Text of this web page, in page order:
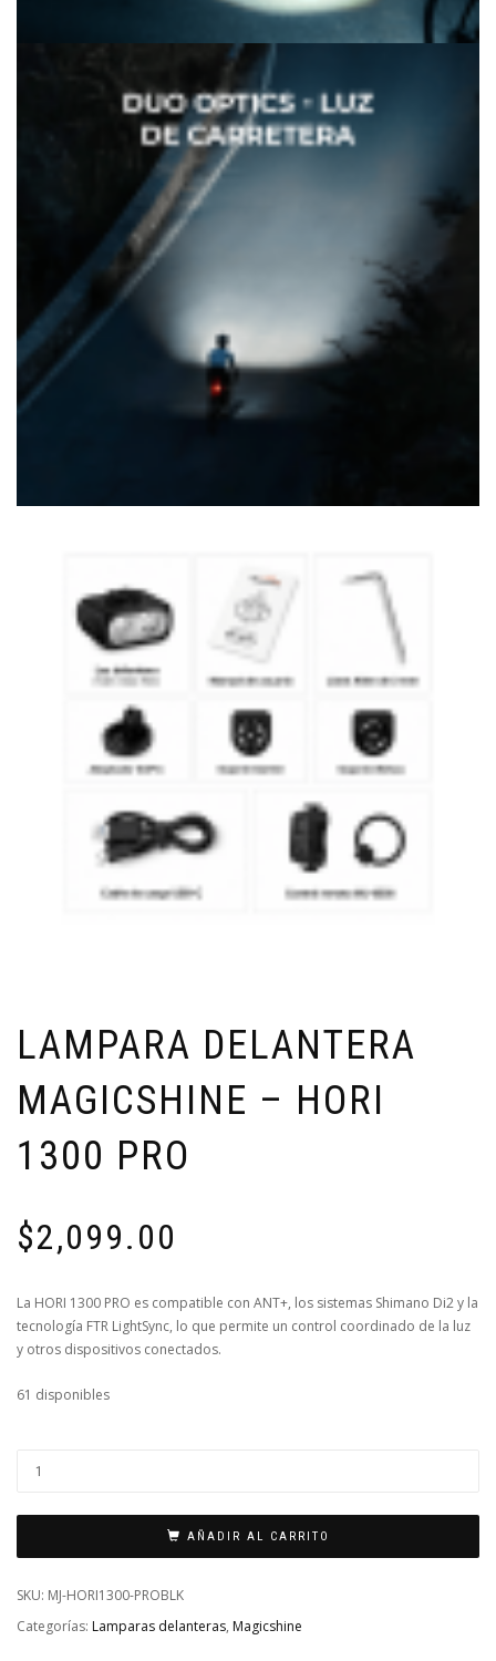
LAMPARA DELANTERA
MAGICSHINE – HORI
1300 PRO
$2,099.00
La HORI 1300 PRO es compatible con ANT+, los sistemas Shimano Di2 y la
tecnología FTR LightSync, lo que permite un control coordinado de la luz
y otros dispositivos conectados.
61 disponibles
LAMPARA
-
HORI
1300
AÑADIR AL CARRITO
SKU: MJ-HORI1300-PROBLK
Categorías: Lamparas delanteras, Magicshine